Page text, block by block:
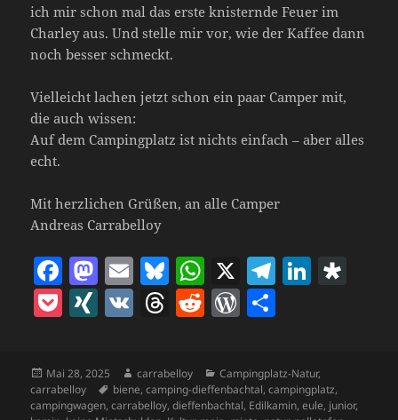
ich mir schon mal das erste knisternde Feuer im
Charley aus. Und stelle mir vor, wie der Kaffee dann
noch besser schmeckt.
Vielleicht lachen jetzt schon ein paar Camper mit,
die auch wissen:
Auf dem Campingplatz ist nichts einfach – aber alles
echt.
Mit herzlichen Grüßen, an alle Camper
Andreas Carrabelloy
F
a
c
b
o
M
as
to
o
n
E
m
Bl
u
es
y
W
h
at
A
p
X T
a
m
Li
dI
n ra
P
c
k
X
N
G
V T
re
a
R
d
di
W
r
d
le
n
Veröffentlicht
am
Mai 28, 2025 Autor
carrabelloy Kategorien
Campingplatz-Natur,
carrabelloy
Schlagwörter
biene,camping-dieffenbachtal,campingplatz,
campingwagen,carrabelloy,dieffenbachtal, Edilkamin,eule, junior,